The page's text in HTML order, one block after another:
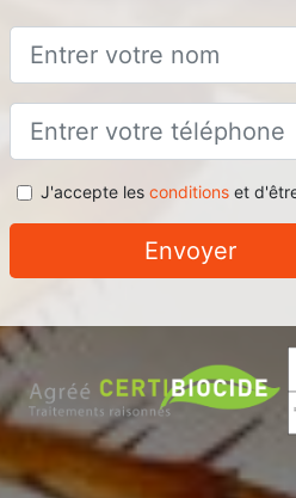
J'accepte les conditionset
Envoyer